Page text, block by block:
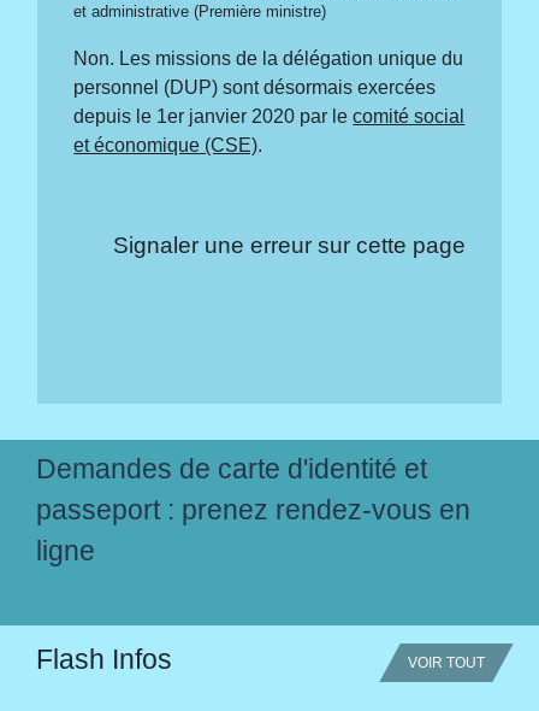
et administrative (Première ministre)
Non. Les missions de la délégation unique du
personnel (DUP) sont désormais exercées
depuis le 1er janvier 2020 par lecomité social
et économique (CSE).
Signaler une erreur sur cette page
Demandes de carte d'identité et
passeport : prenez rendez-vous en
ligne
Flash Infos VOIR TOUT